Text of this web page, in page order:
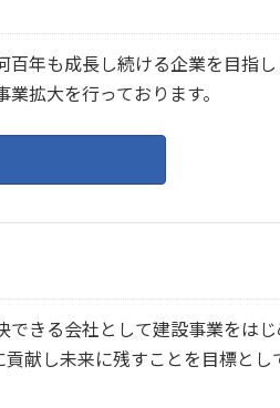
年も成長し続ける企業を目指し
拡大を行っております。
きる会社として建設事業をはじ
献し未来に残すことを目標とし